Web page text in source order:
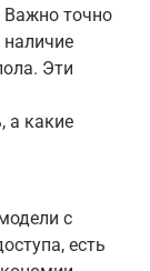
Важно точно
Эти
а какие
с
есть